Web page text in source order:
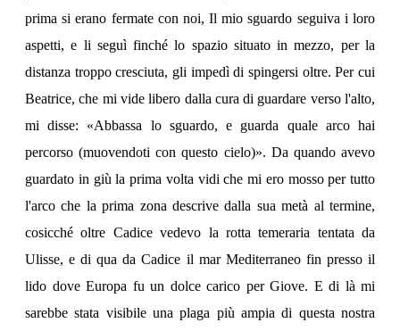
prima si erano fermate con noi, Il mio sguardo seguiva i loro
aspetti, e li seguì finché lo spazio situato in mezzo, per la
distanza troppo cresciuta, gli impedì di spingersi oltre. Per cui
Beatrice, che mi vide libero dalla cura di guardare verso l'alto,
mi disse: «Abbassa lo sguardo, e guarda quale arco hai
percorso (muovendoti con questo cielo)». Da quando avevo
guardato in giù la prima volta vidi che mi ero mosso per tutto
l'arco che la prima zona descrive dalla sua metà al termine,
cosicché oltre Cadice vedevo la rotta temeraria tentata da
Ulisse, e di qua da Cadice il mar Mediterraneo fin presso il
lido dove Europa fu un dolce carico per Giove. E di là mi
sarebbe stata visibile una plaga più ampia di questa nostra